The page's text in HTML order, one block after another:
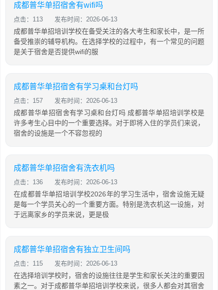
成都普华单招宿舍有wifi吗
点击：113 发布时间：2026-06-13
成都普华单招培训学校在备受关注的各大考生和家长中，是一所
备受推崇的辅导机构。在选择学校的过程中，有一个常见的问题
是关于宿舍是否提供wifi的服
成都普华单招宿舍有学习桌和台灯吗
点击：157 发布时间：2026-06-13
成都普华单招宿舍有学习桌和台灯吗 成都普华单招培训学校是
许多考生心目中的一个重要选择。对于即将入住的学员们来说，
宿舍的设施是一个不容忽视的
成都普华单招宿舍有洗衣机吗
点击：136 发布时间：2026-06-13
在成都普华单招培训学校2026年的学习生活中，宿舍设施无疑
是每一个学员关心的一个重要方面。特别是洗衣机这一设施，对
于远离家乡的学员来说，更是极
成都普华单招宿舍有独立卫生间吗
点击：115 发布时间：2026-06-13
在选择培训学校时，宿舍的设施往往是学生和家长关注的重要因
素之一。对于成都普华单招培训学校来说，很多人都会对其宿舍